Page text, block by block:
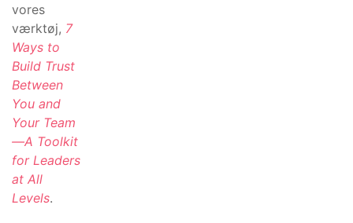
vores
værktøj, 7
Ways to
Build Trust
Between
You and
Your Team
—A Toolkit
for Leaders
at All
Levels.